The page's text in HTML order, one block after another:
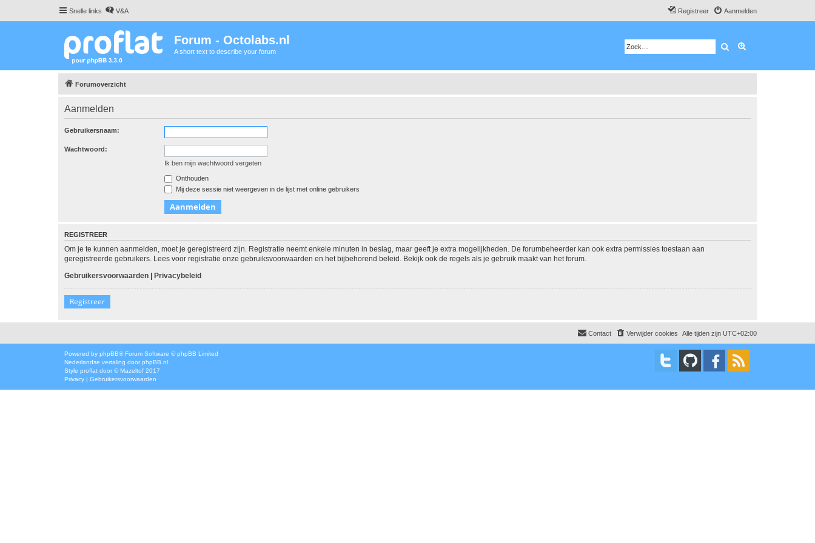
Snelle links V&A Aanmelden
Registreer
Forum - Octolabs.nl
A short text to describe your forum Zoek
Forumoverzicht
Aanmelden
Gebruikersnaam:
Wachtwoord:
Ik ben mijn wachtwoord vergeten
Onthouden
Mij deze sessie niet weergeven in de lijst met online gebruikers
REGISTREER
Om je te kunnen aanmelden, moet je geregistreerd zijn. Registratie neemt enkele minuten in beslag, maar geeft je extra mogelijkheden. De forumbeheerder kan ook extra permissies toestaan aan
geregistreerde gebruikers. Lees voor registratie onze gebruiksvoorwaarden en het bijbehorend beleid. Bekijk ook de regels als je gebruik maakt van het forum.
Gebruikersvoorwaarden | Privacybeleid
Registreer
Alle tijden zijn UTC+02:00
Verwijder cookies
Contact
Powered by phpBB® Forum Software © phpBB Limited
Nederlandse vertaling door phpBB.nl
Style proflat door ©Mazeltof 2017
Privacy | Gebruikersvoorwaarden